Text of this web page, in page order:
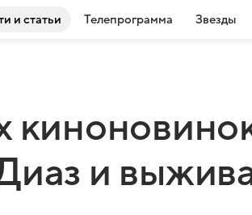
и статьи Телепрограмма Звезды
и